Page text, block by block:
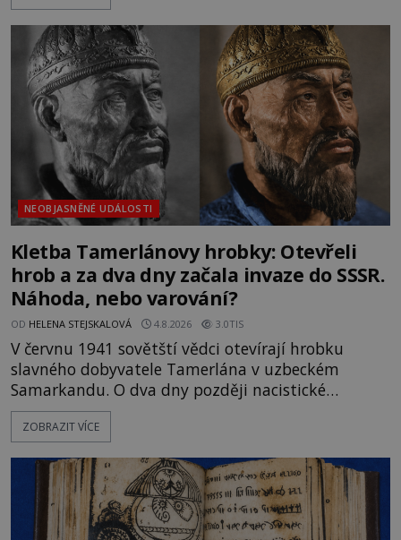
mezi vůdce protihusitského boje. Za manželku má
skutečně jistou
NEOBJASNĚNÉ UDÁLOSTI
Kletba Tamerlánovy hrobky: Otevřeli
hrob a za dva dny začala invaze do SSSR.
Náhoda, nebo varování?
OD HELENA STEJSKALOVÁ 4.8.2026 3.0TIS
V červnu 1941 sovětští vědci otevírají hrobku
slavného dobyvatele Tamerlána v uzbeckém
Samarkandu. O dva dny později nacistické
Německo zahajuje operaci Barbarossa a napadá
Sovětský svaz. Shoda dat je natolik zarážející, že se
na legendě něco pravdy, nebo jde jen o fascinující
souhru okolností? Když antropolog Michail
Gerasimov (1907-1970) a
ZOBRAZIT VÍCE